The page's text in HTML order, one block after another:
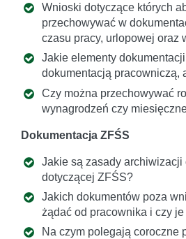
Wnioski dotyczące których
przechowywać w
czasu pracy, urlopowej oraz
Jakie elementy
dokumentacją pracowniczą,
Czy można przechowywać
wynagrodzeń czy
Dokumentacja ZFŚS
Jakie są zasady archiwizacji
dotyczącej ZFŚS?
Jakich dokumentów poza
żądać od pracownika i czy
Na czym polegają coroczne